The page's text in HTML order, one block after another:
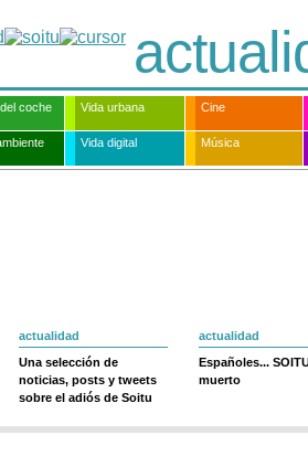
coche Vida urbana Cine
Vida digital Música
actualidad
Una selección de
noticias, posts y tweets
sobre el adiós de Soitu
actualidad
Españoles...
muerto